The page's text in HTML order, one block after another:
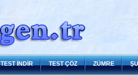
TEST İNDİR TEST ÇÖZ ZÜMRE